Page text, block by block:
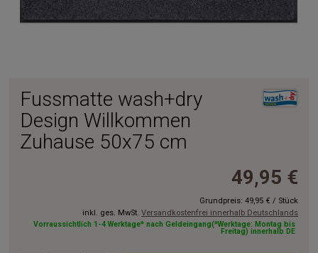
Fussmatte wash+dry
Design Willkommen
Zuhause 50x75 cm
49,95 €
Grundpreis: 49,95 € / Stück
inkl. ges. MwSt. Versandkostenfrei innerhalb Deutschlands
Vorraussichtlich 1-4 Werktage* nach Geldeingang(*Werktage: Montag bis
Freitag) innerhalb DE